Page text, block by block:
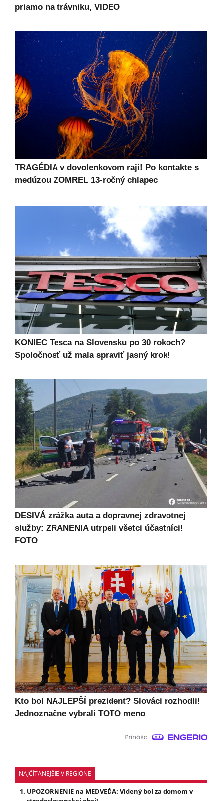
priamo na trávniku, VIDEO
TRAGÉDIA v dovolenkovom raji! Po kontakte s
medúzou ZOMREL 13-ročný chlapec
KONIEC Tesca na Slovensku po 30 rokoch?
Spoločnosť už mala spraviť jasný krok!
DESIVÁ zrážka auta a dopravnej zdravotnej
služby: ZRANENIA utrpeli všetci účastníci!
FOTO
Kto bol NAJLEPŠÍ prezident? Slováci rozhodli!
Jednoznačne vybrali TOTO meno
NAJČÍTANEJŠIE V REGIÓNE
UPOZORNENIE na MEDVEĎA: Videný bol za domom v